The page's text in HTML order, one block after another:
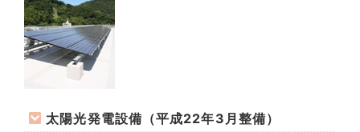
太陽光発電設備（平成22年3月整備）